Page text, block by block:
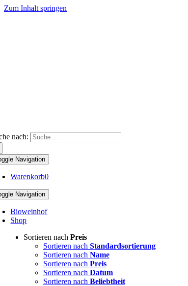
Zum Inhalt springen
nach:
Navigation
Warenkorb0
Navigation
Bioweinhof
Shop
Sortieren nach Preis
Sortieren nach Standardsortierung
Sortieren nach Name
Sortieren nach Preis
Sortieren nach Datum
Sortieren nach Beliebtheit